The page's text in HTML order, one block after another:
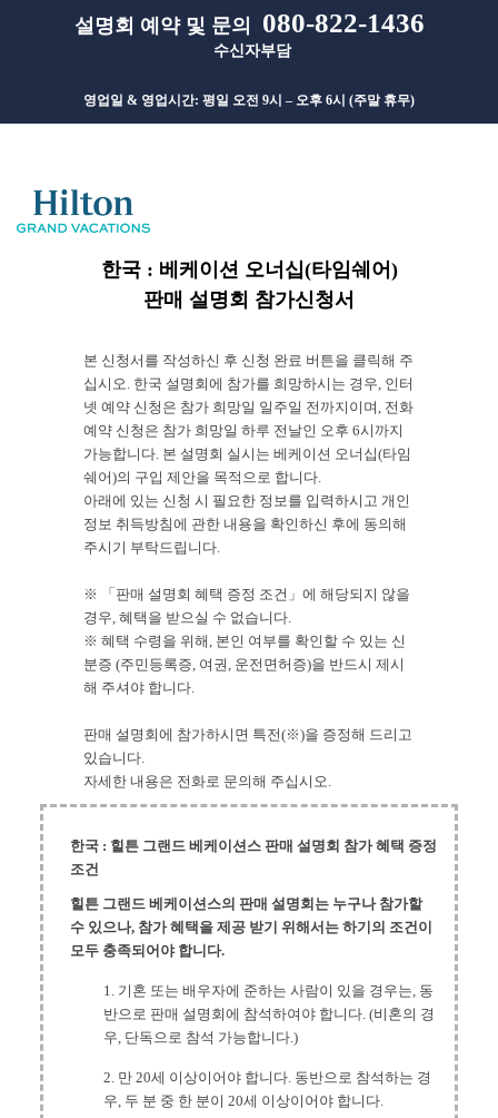
설명회 예약 및 문의 080-822-1436
수신자부담
영업일 & 영업시간: 평일 오전 9시 – 오후 6시 (주말 휴무)
한국 : 베케이션 오너십(타임쉐어)
판매 설명회 참가신청서
본 신청서를 작성하신 후 신청 완료 버튼을 클릭해 주
십시오. 한국 설명회에 참가를 희망하시는 경우, 인터
넷 예약 신청은 참가 희망일 일주일 전까지이며, 전화
예약 신청은 참가 희망일 하루 전날인 오후 6시까지
가능합니다. 본 설명회 실시는 베케이션 오너십(타임
쉐어)의 구입 제안을 목적으로 합니다.
아래에 있는 신청 시 필요한 정보를 입력하시고 개인
정보 취득방침에 관한 내용을 확인하신 후에 동의해
주시기 부탁드립니다.
※ 「판매 설명회 혜택 증정 조건」에 해당되지 않을
경우, 혜택을 받으실 수 없습니다.
※ 혜택 수령을 위해, 본인 여부를 확인할 수 있는 신
분증 (주민등록증, 여권, 운전면허증)을 반드시 제시
해 주셔야 합니다.
판매 설명회에 참가하시면 특전(※)을 증정해 드리고
있습니다.
자세한 내용은 전화로 문의해 주십시오.
한국 : 힐튼 그랜드 베케이션스 판매 설명회 참가 혜택 증정
조건
힐튼 그랜드 베케이션스의 판매 설명회는 누구나 참가할
수 있으나, 참가 혜택을 제공 받기 위해서는 하기의 조건이
모두 충족되어야 합니다.
1. 기혼 또는 배우자에 준하는 사람이 있을 경우는, 동
반으로 판매 설명회에 참석하여야 합니다. (비혼의 경
우, 단독으로 참석 가능합니다.)
2. 만 20세 이상이어야 합니다. 동반으로 참석하는 경
우, 두 분 중 한 분이 20세 이상이어야 합니다.